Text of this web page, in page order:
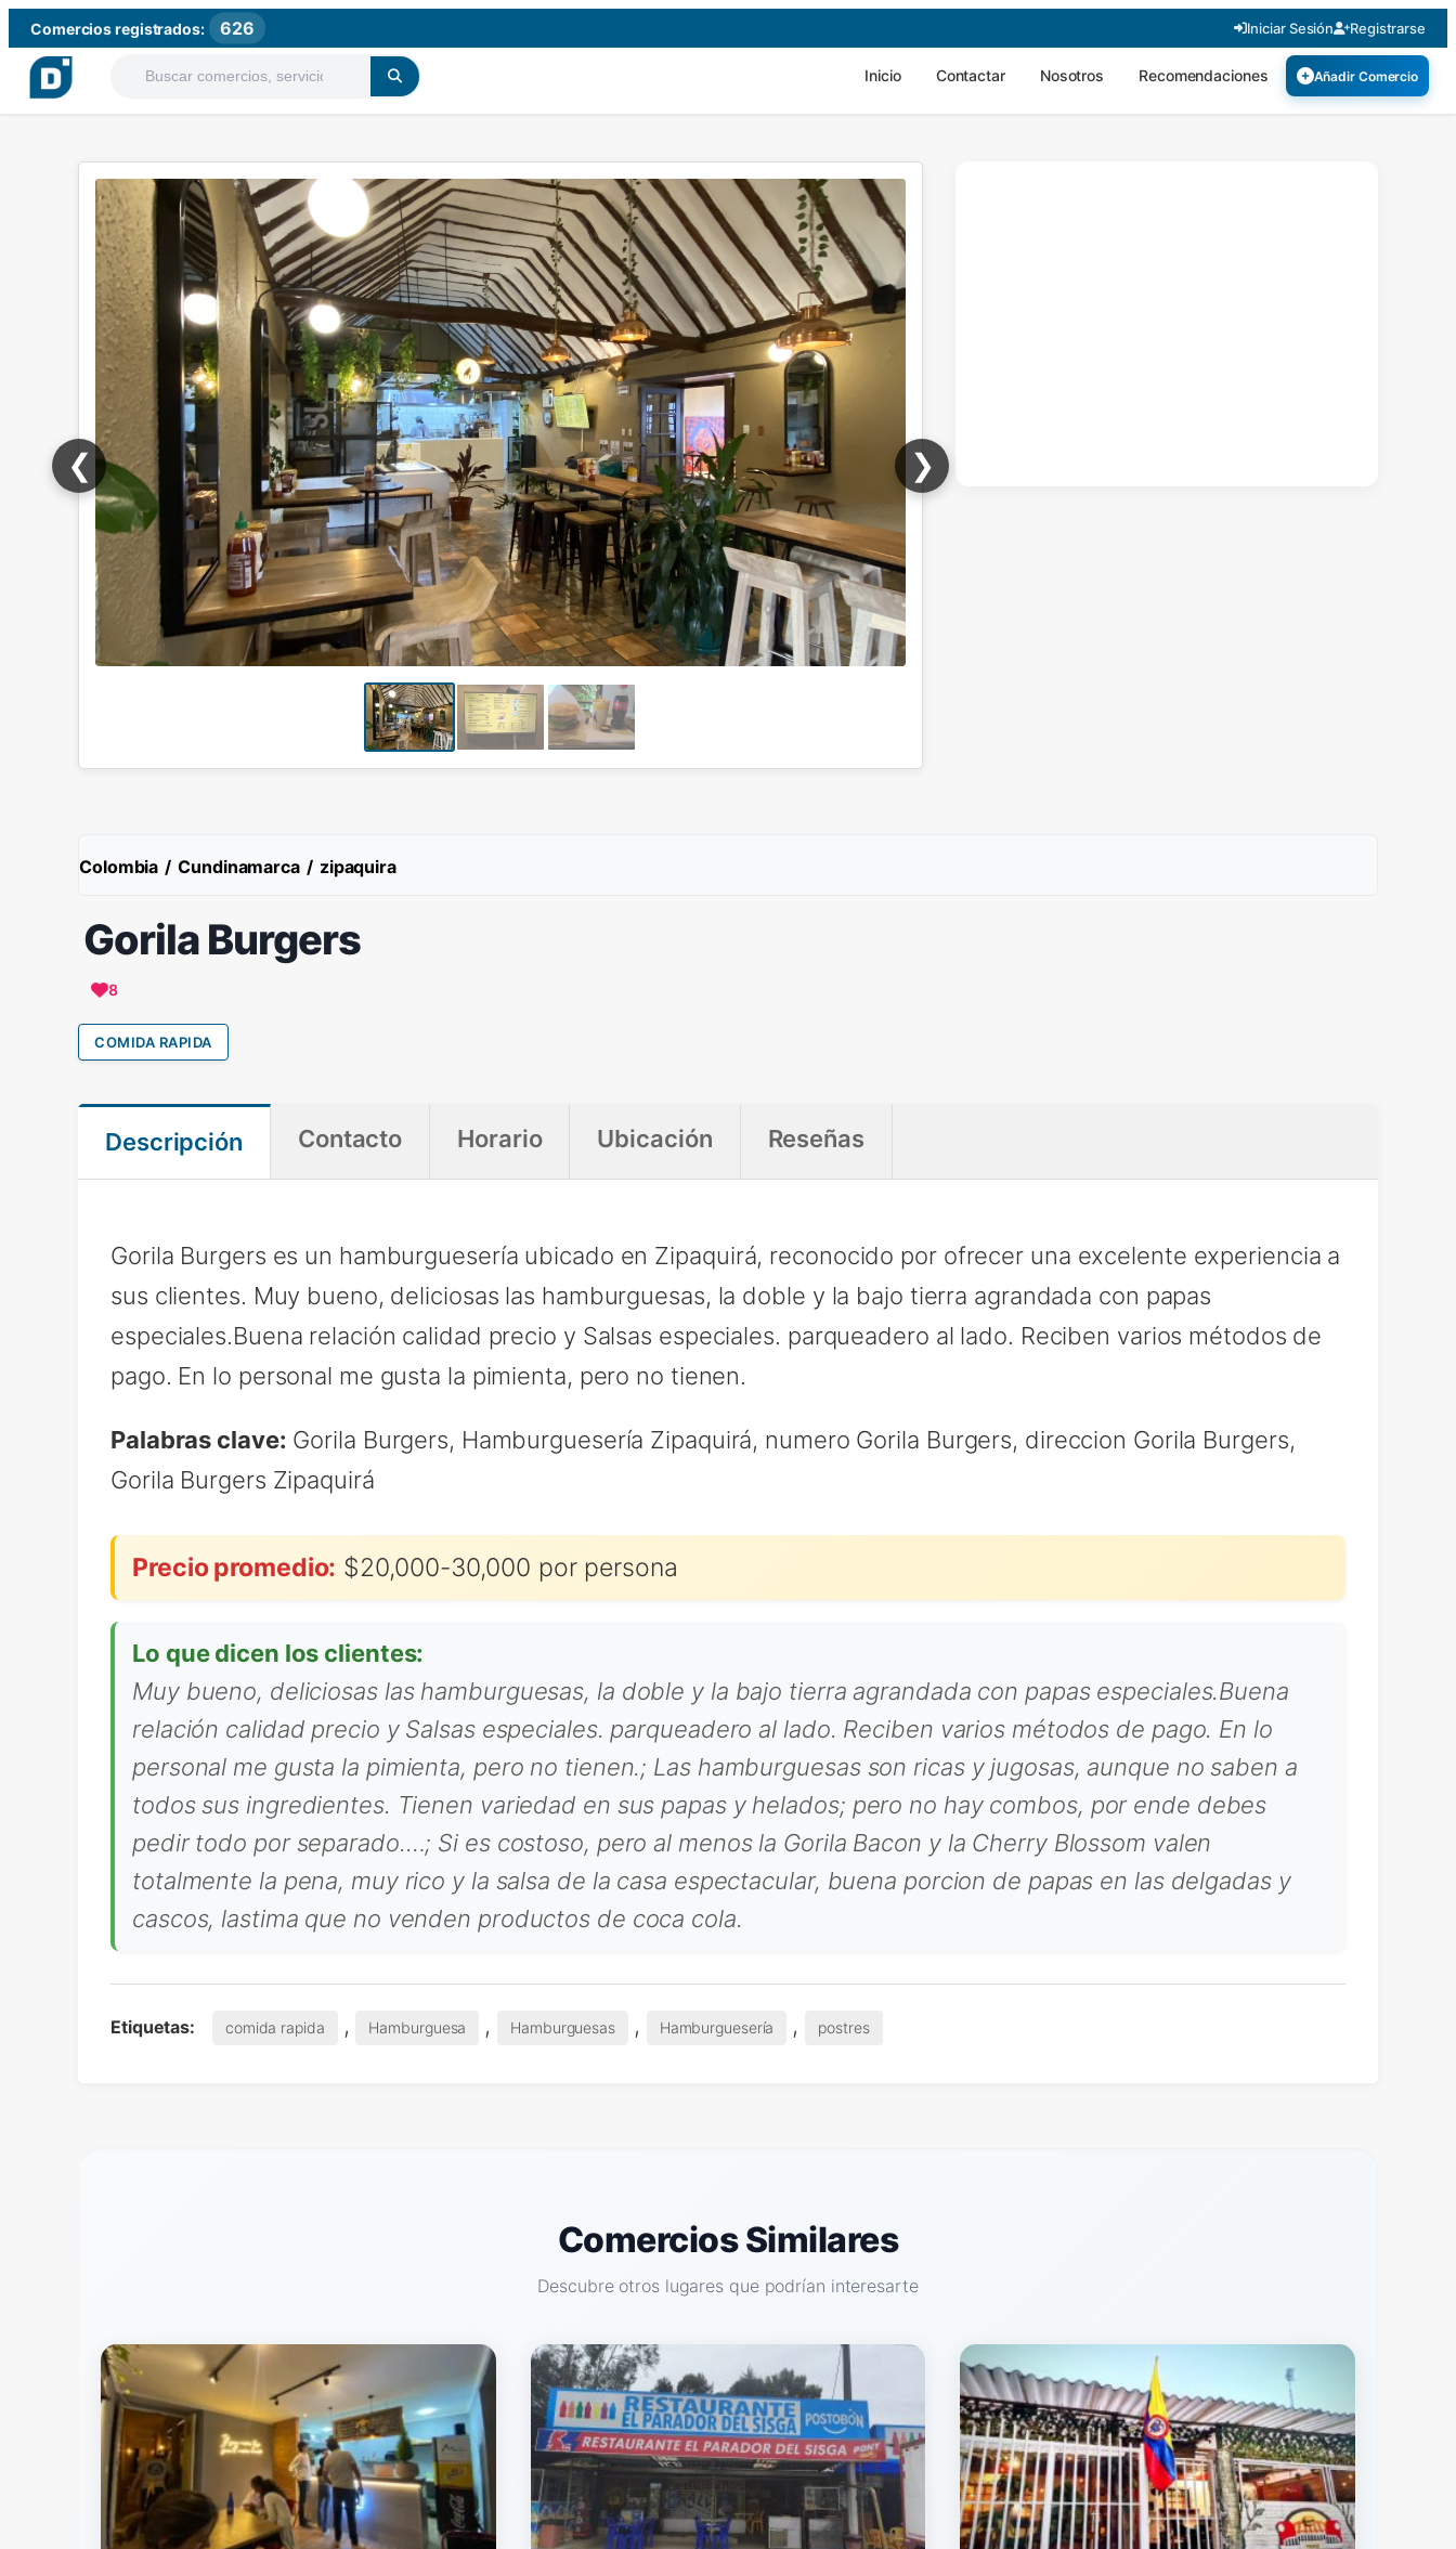
Comercios registrados: 626 Iniciar Sesión Registrarse
Inicio Contactar Nosotros Recomendaciones Añadir Comercio
❮ ❯
Colombia / Cundinamarca / zipaquira
Gorila Burgers
8
COMIDA RAPIDA
Descripción Contacto Horario Ubicación Reseñas
Gorila Burgers es un hamburguesería ubicado en Zipaquirá, reconocido por ofrecer una excelente experiencia a
sus clientes. Muy bueno, deliciosas las hamburguesas, la doble y la bajo tierra agrandada con papas
especiales.Buena relación calidad precio y Salsas especiales. parqueadero al lado. Reciben varios métodos de
pago. En lo personal me gusta la pimienta, pero no tienen.
Palabras clave: Gorila Burgers, Hamburguesería Zipaquirá, numero Gorila Burgers, direccion Gorila Burgers,
Gorila Burgers Zipaquirá
Precio promedio: $20,000-30,000 por persona
Lo que dicen los clientes:
Muy bueno, deliciosas las hamburguesas, la doble y la bajo tierra agrandada con papas especiales.Buena
relación calidad precio y Salsas especiales. parqueadero al lado. Reciben varios métodos de pago. En lo
personal me gusta la pimienta, pero no tienen.; Las hamburguesas son ricas y jugosas, aunque no saben a
todos sus ingredientes. Tienen variedad en sus papas y helados; pero no hay combos, por ende debes
pedir todo por separado.…; Si es costoso, pero al menos la Gorila Bacon y la Cherry Blossom valen
totalmente la pena, muy rico y la salsa de la casa espectacular, buena porcion de papas en las delgadas y
cascos, lastima que no venden productos de coca cola.
Etiquetas: comida rapida , Hamburguesa , Hamburguesas , Hamburguesería , postres
Comercios Similares
Descubre otros lugares que podrían interesarte